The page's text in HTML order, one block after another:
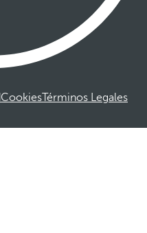
CookiesTérminos Legales